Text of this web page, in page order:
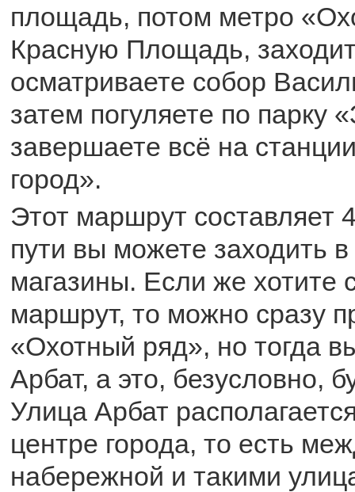
площадь, потом метро
Красную Площадь,
осматриваете собор
затем погуляете по парку
завершаете всё на
город».
Этот маршрут составляет
пути вы можете заходить
магазины. Если же хотите
маршрут, то можно сразу
«Охотный ряд», но тогда
Арбат, а это, безусловно,
Улица Арбат
центре города, то есть
набережной и такими